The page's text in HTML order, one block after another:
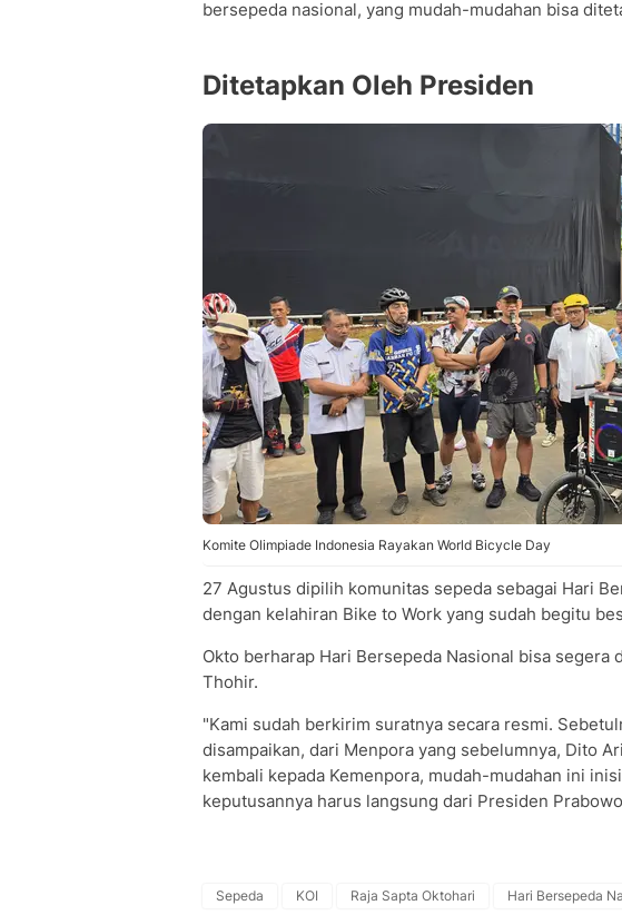
bersepeda nasional, yang mudah-mudahan bisa
Ditetapkan Oleh Presiden
Komite Olimpiade Indonesia Rayakan World Bicycle Day
27 Agustus dipilih komunitas sepeda sebagai Hari
dengan kelahiran Bike to Work yang sudah begitu
Okto berharap Hari Bersepeda Nasional bisa segera
Thohir.
"Kami sudah berkirim suratnya secara resmi.
disampaikan, dari Menpora yang sebelumnya, Dito
kembali kepada Kemenpora, mudah-mudahan ini
keputusannya harus langsung dari Presiden
Sepeda KOI Raja Sapta Oktohari Hari Bersepeda